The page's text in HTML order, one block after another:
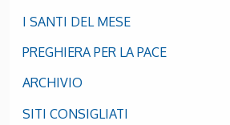
I SANTI DEL MESE
PREGHIERA PER LA PACE
ARCHIVIO
SITI CONSIGLIATI